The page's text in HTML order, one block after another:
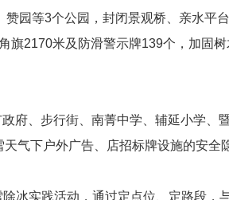
园等3个公园，封闭景观桥、亲水平
旗2170米及防滑警示牌139个，加固
府、步行街、南菁中学、辅延小学、
气下户外广告、店招标牌设施的安全
冰实践活动，通过定点位、定路段，